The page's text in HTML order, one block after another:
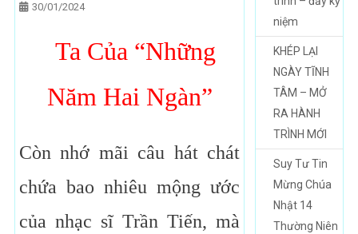
30/01/2024
Ta Của “Những
Năm Hai Ngàn”
Còn nhớ mãi câu hát chát
chứa bao nhiêu mộng ước
của nhạc sĩ Trần Tiến, mà
niệm
KHÉP LẠI
NGÀY TĨNH
TÂM – MỞ
RA HÀNH
TRÌNH MỚI
Suy Tư Tin
Mừng Chúa
Nhật 14
Thường Niên